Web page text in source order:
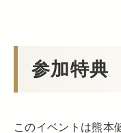
参加特典
このイベントは熊本